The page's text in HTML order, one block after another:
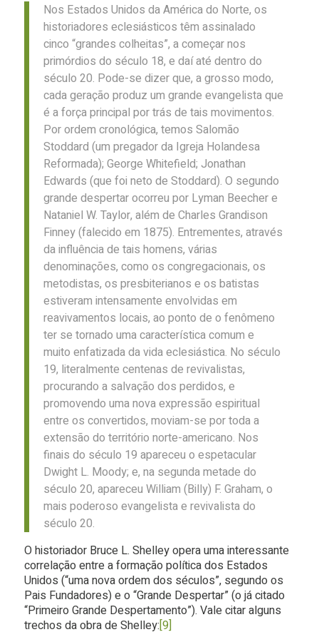
Nos Estados Unidos da América do Norte, os
historiadores eclesiásticos têm assinalado
cinco “grandes colheitas”, a começar nos
primórdios do século 18, e daí até dentro do
século 20. Pode-se dizer que, a grosso modo,
cada geração produz um grande evangelista que
é a força principal por trás de tais movimentos.
Por ordem cronológica, temos Salomão
Stoddard (um pregador da Igreja Holandesa
Reformada); George Whitefield; Jonathan
Edwards (que foi neto de Stoddard). O segundo
grande despertar ocorreu por Lyman Beecher e
Nataniel W. Taylor, além de Charles Grandison
Finney (falecido em 1875). Entrementes, através
da influência de tais homens, várias
denominações, como os congregacionais, os
metodistas, os presbiterianos e os batistas
estiveram intensamente envolvidas em
reavivamentos locais, ao ponto de o fenômeno
ter se tornado uma característica comum e
muito enfatizada da vida eclesiástica. No século
19, literalmente centenas de revivalistas,
procurando a salvação dos perdidos, e
promovendo uma nova expressão espiritual
entre os convertidos, moviam-se por toda a
extensão do território norte-americano. Nos
finais do século 19 apareceu o espetacular
Dwight L. Moody; e, na segunda metade do
século 20, apareceu William (Billy) F. Graham, o
mais poderoso evangelista e revivalista do
século 20.
O historiador Bruce L. Shelley opera uma interessante
correlação entre a formação política dos Estados
Unidos (“uma nova ordem dos séculos”, segundo os
Pais Fundadores) e o “Grande Despertar” (o já citado
“Primeiro Grande Despertamento”). Vale citar alguns
trechos da obra de Shelley:[9]